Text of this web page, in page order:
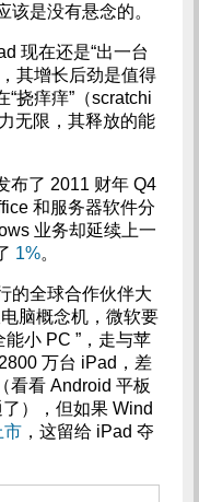
该是没有悬念的。
现在还是“出一台
其增长后劲是值得
挠痒痒”（scratchi
无限，其释放的能
布了 2011 财年 Q4
和服务器软件分
业务却延续上一
1%。
的全球合作伙伴大
脑概念机，微软要
小 PC ”，走与苹
万台 iPad，差
看看 Android 平板
），但如果 Wind
市，这留给 iPad 夺